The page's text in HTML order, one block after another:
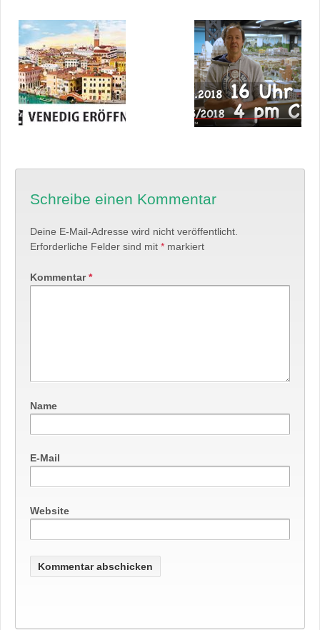
Schreibe einen Kommentar
Deine E-Mail-Adresse wird nicht veröffentlicht.
Erforderliche Felder sind mit * markiert
Kommentar*
Name
E-Mail
Website